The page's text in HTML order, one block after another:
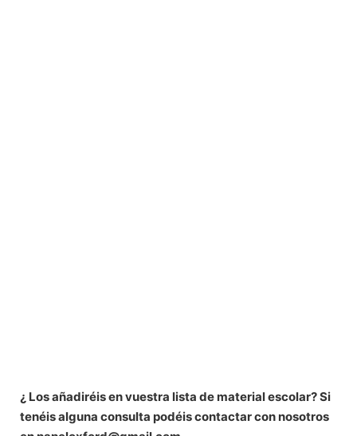
¿ Los añadiréis en vuestra lista de material escolar? Si
tenéis alguna consulta podéis contactar con nosotros